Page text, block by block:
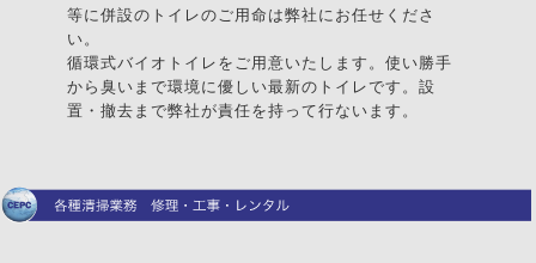
等に併設のトイレのご用命は弊社にお任せくださ
い。
循環式バイオトイレをご用意いたします。使い勝手
から臭いまで環境に優しい最新のトイレです。設
置・撤去まで弊社が責任を持って行ないます。